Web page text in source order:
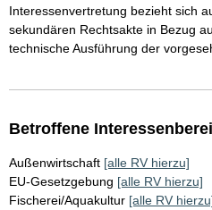
Interessenvertretung bezieht sich
sekundären Rechtsakte in Bezug
technische Ausführung der
Betroffene
Außenwirtschaft [alle RV hierzu]
EU-Gesetzgebung [alle RV hierzu]
Fischerei/Aquakultur [alle RV